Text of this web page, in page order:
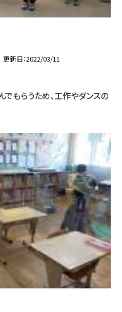
更新日 2022/03/11
もらうため、工作やダンスの